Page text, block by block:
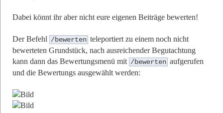
Dabei könnt ihr aber nicht eure eigenen Beiträge bewerten!
Der Befehl /bewerten teleportiert zu einem noch nicht
bewerteten Grundstück, nach ausreichender Begutachtung
kann dann das Bewertungsmenü mit /bewerten aufgerufen
und die Bewertungs ausgewählt werden: